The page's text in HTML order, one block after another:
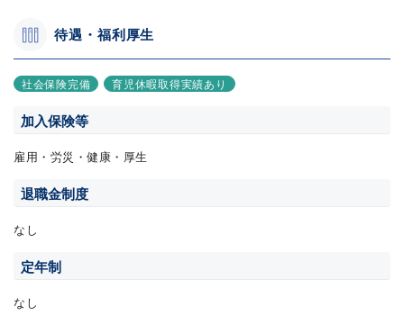
待遇・福利厚生
社会保険完備 育児休暇取得実績あり
加入保険等
雇用・労災・健康・厚生
退職金制度
なし
定年制
なし